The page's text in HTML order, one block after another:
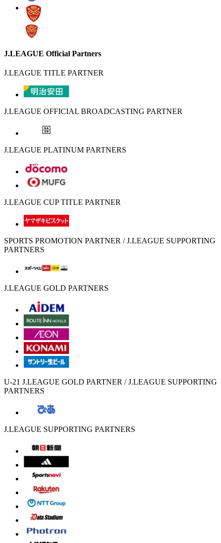
J.LEAGUE Official Partners
J.LEAGUE TITLE PARTNER
J.LEAGUE OFFICIAL BROADCASTING PARTNER
J.LEAGUE PLATINUM PARTNERS
J.LEAGUE CUP TITLE PARTNER
SPORTS PROMOTION PARTNER / J.LEAGUE SUPPORTING
PARTNERS
J.LEAGUE GOLD PARTNERS
U-21 J.LEAGUE GOLD PARTNER / J.LEAGUE SUPPORTING
PARTNERS
J.LEAGUE SUPPORTING PARTNERS